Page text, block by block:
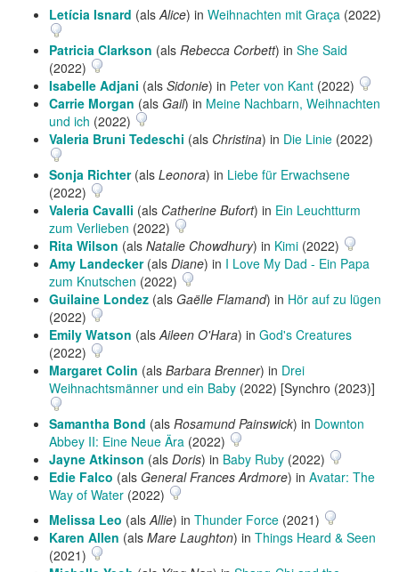
Letícia Isnard (alsAlice) in Weihnachten mit Graça (2022)
Patricia Clarkson (als Rebecca Corbett) in She Said
(2022)
Isabelle Adjani (als Sidonie) in Peter von Kant (2022)
Carrie Morgan (als Gail) in Meine Nachbarn, Weihnachten
und ich (2022)
Valeria Bruni Tedeschi (als Christina) in Die Linie (2022)
Sonja Richter(als Leonora) in Liebe für Erwachsene
(2022)
Valeria Cavalli (als Catherine Bufort) in Ein Leuchtturm
zum Verlieben (2022)
Rita Wilson (als Natalie Chowdhury) in Kimi (2022)
Amy Landecker(als Diane) in I Love My Dad - Ein Papa
zum Knutschen (2022)
Guilaine Londez (als Gaëlle Flamand) in Hör auf zu lügen
(2022)
Emily Watson (alsAileen O'Hara) in God's Creatures
(2022)
Margaret Colin (als Barbara Brenner) in Drei
Weihnachtsmänner und ein Baby (2022) [Synchro (2023)]
Samantha Bond (als Rosamund Painswick) in Downton
Abbey II: Eine Neue Ära (2022)
Jayne Atkinson (als Doris) in Baby Ruby (2022)
Edie Falco (als General Frances Ardmore) in Avatar: The
Way of Water (2022)
Melissa Leo (alsAllie) in Thunder Force (2021)
Karen Allen (als Mare Laughton) in Things Heard & Seen
(2021)